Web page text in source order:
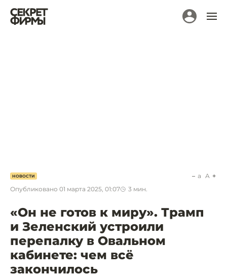
НОВОСТИ
Опубликовано 01 марта 2025, 01:07 3 мин.
a A
«Он не готов к миру». Трамп
и Зеленский устроили
перепалку в Овальном
кабинете: чем всё
закончилось